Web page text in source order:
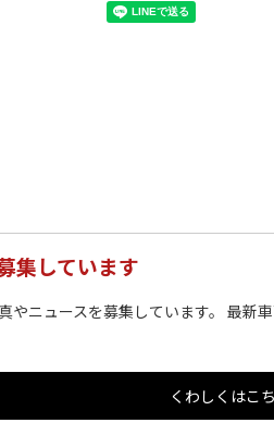
集しています
やニュースを募集しています。 最新
くわしくはこ